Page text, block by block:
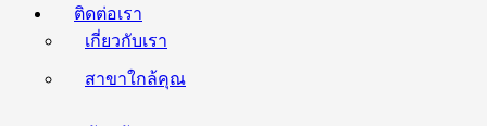
ติดต่อเรา
เกี่ยวกับเรา
สาขาใกล้คุณ